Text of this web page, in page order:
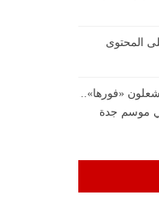
المحتوى
«فورها»..